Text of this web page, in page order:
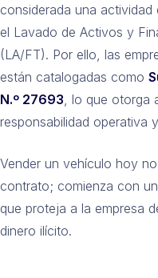
considerada una
el Lavado de Activos y
(LA/FT). Por ello, las
están catalogadas como
N.º 27693 , lo que otorga
responsabilidad operativa
Vender un vehículo hoy
contrato; comienza con
que proteja a la empresa
dinero ilícito.